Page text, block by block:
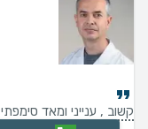
קשוב , ענייני ומאד סימפתי